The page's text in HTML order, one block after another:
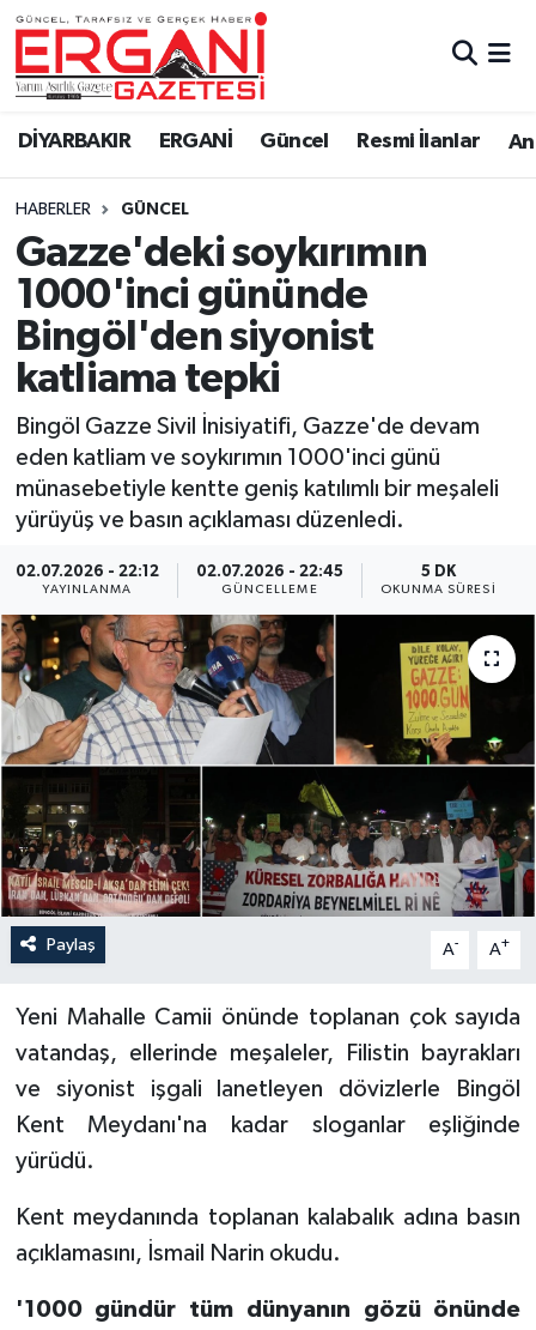
DİYARBAKIR ERGANİ Güncel Resmi İlanlar
HABERLER GÜNCEL
Gazze'deki soykırımın
1000'inci gününde
Bingöl'den siyonist
katliama tepki
Bingöl Gazze Sivil İnisiyatifi, Gazze'de devam
eden katliam ve soykırımın 1000'inci günü
münasebetiyle kentte geniş katılımlı bir meşaleli
yürüyüş ve basın açıklaması düzenledi.
02.07.2026 - 22:12
YAYINLANMA
02.07.2026 - 22:45
GÜNCELLEME
5 DK
OKUNMA SÜRESI
Paylaş A- A+
Yeni Mahalle Camii önünde toplanan çok sayıda
vatandaş, ellerinde meşaleler, Filistin bayrakları
ve siyonist işgali lanetleyen dövizlerle Bingöl
Kent Meydanı'na kadar sloganlar eşliğinde
yürüdü.
Kent meydanında toplanan kalabalık adına basın
açıklamasını, İsmail Narin okudu.
'1000 gündür tüm dünyanın gözü önünde
DİYARBAKIR
BİSMİL
BAĞLAR
ERGANİ
Güncel
Eği̇ti̇m
Resmi İlanlar
Sağlık
Si̇yaset
Spor
Yaşam
Anali̇z
Bi̇li̇m & Teknoloji̇
Dünya
Eği̇ti̇m
Ergani Nöbetçi Eczaneler
Ergani Hava Durumu
Ergani Trafik Yoğunluk Haritası
Süper Lig Puan Durumu ve Fikstür
Tüm Manşetler
Son Dakika Haberleri
Haber Arşivi